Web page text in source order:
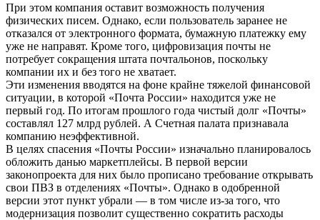
При этом компания оставит возможность получения
физических писем. Однако, если пользователь заранее не
отказался от электронного формата, бумажную платежку ему
уже не направят. Кроме того, цифровизация почты не
потребует сокращения штата почтальонов, поскольку
компании их и без того не хватает.
Эти изменения вводятся на фоне крайне тяжелой финансовой
ситуации, в которой «Почта России» находится уже не
первый год. По итогам прошлого года чистый долг «Почты»
составлял 127 млрд рублей. А Счетная палата признавала
компанию неэффективной.
В целях спасения «Почты России» изначально планировалось
обложить данью маркетплейсы. В первой версии
законопроекта для них было прописано требование открывать
свои ПВЗ в отделениях «Почты». Однако в одобренной
версии этот пункт убрали — в том числе из-за того, что
модернизация позволит существенно сократить расходы